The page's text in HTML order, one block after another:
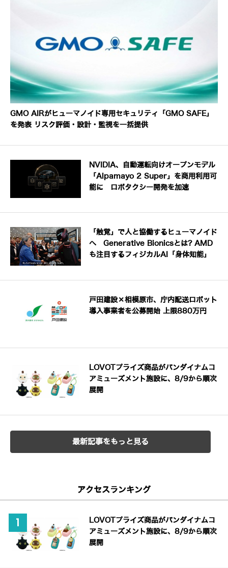
GMO AIRがヒューマノイド専用セキュリティ「GMO SAFE」
を発表 リスク評価・設計・監視を一括提供
NVIDIA、自動運転向けオープンモデル
「Alpamayo 2 Super」を商用利用可
能に ロボタクシー開発を加速
「触覚」で人と協働するヒューマノイド
へ Generative Bionicsとは? AMD
も注目するフィジカルAI「身体知能」
戸田建設×相模原市、庁内配送ロボット
導入事業者を公募開始 上限880万円
LOVOTプライズ商品がバンダイナムコ
アミューズメント施設に、8/9から順次
展開
最新記事をもっと見る
アクセスランキング
LOVOTプライズ商品がバンダイナムコ
アミューズメント施設に、8/9から順次
展開